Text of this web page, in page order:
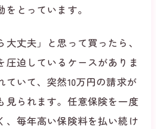
とっています。
大丈夫」と思って買ったら、
圧迫しているケースがありま
ていて、突然10万円の請求が
見られます。任意保険を一度
、毎年高い保険料を払い続け